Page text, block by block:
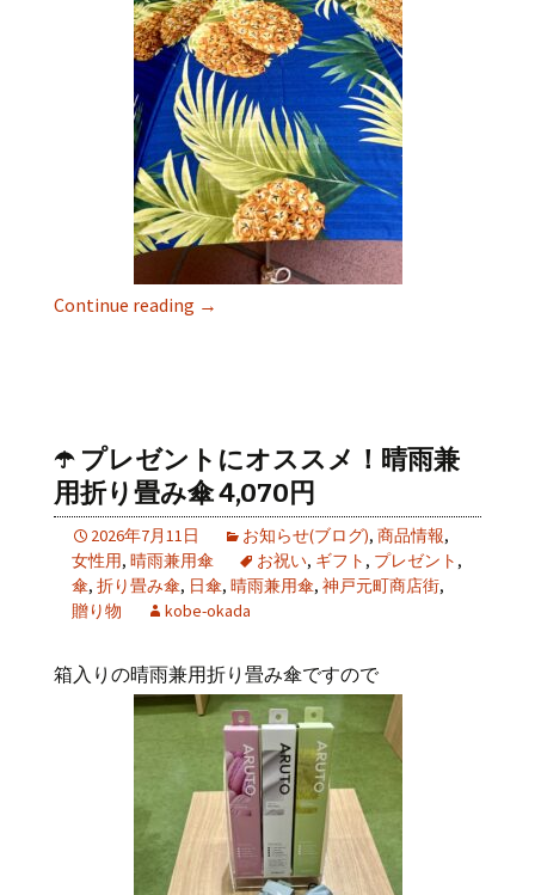
Continue reading →
☂️ プレゼントにオススメ！晴雨兼
用折り畳み傘 4,070円
2026年7月11日 お知らせ(ブログ), 商品情報,
女性用, 晴雨兼用傘 お祝い, ギフト , プレゼント ,
傘, 折り畳み傘, 日傘, 晴雨兼用傘, 神戸元町商店街,
贈り物
kobe-okada
箱入りの晴雨兼用折り畳み傘ですので